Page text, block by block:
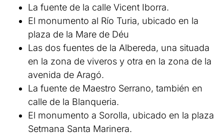
La fuente de la calle Vicent Iborra.
El monumento al Río Turia, ubicado en la
plaza de la Mare de Déu
Las dos fuentes de la Albereda, una situada
en la zona de viveros y otra en la zona de la
avenida de Aragó.
La fuente de Maestro Serrano, también en
calle de la Blanqueria.
El monumento a Sorolla, ubicado en la plaza
Setmana Santa Marinera.